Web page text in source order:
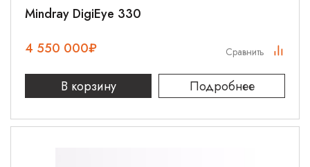
Mindray DigiEye 330
4 550 000₽
В корзину Подробнее
Сравнить